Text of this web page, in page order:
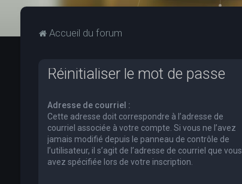
Accueil du forum
Réinitialiser le mot de passe
Adresse de courriel :
Cette adresse doit correspondre à l’adresse de
courriel associée à votre compte. Si vous ne l’avez
jamais modifié depuis le panneau de contrôle de
l’utilisateur, il s’agit de l’adresse de courriel que vous
avez spécifiée lors de votre inscription.